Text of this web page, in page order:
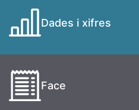
Dades i xifres
Face